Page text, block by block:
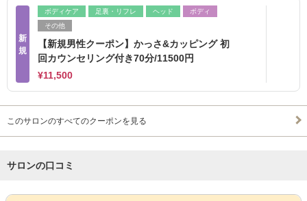
新
規
ボディケア 足裏・リフレ ヘッド
ボディ
その他
【新規男性クーポン】かっさ&カッピング 初
回カウンセリング付き70分/11500円
¥11,500
このサロンのすべてのクーポンを見る
サロンの口コミ
サロンPick Up